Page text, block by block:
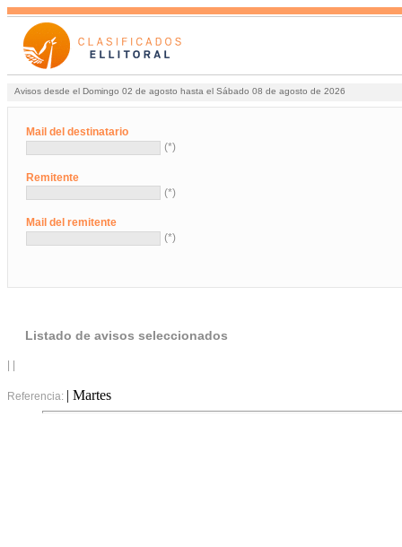
Avisos desde el Domingo 02 de agosto hasta el Sábado 08 de agosto de 2026
Mail del destinatario
(*)
Remitente
(*)
Mail del remitente
(*)
Listado de avisos seleccionados
Referencia: | Martes